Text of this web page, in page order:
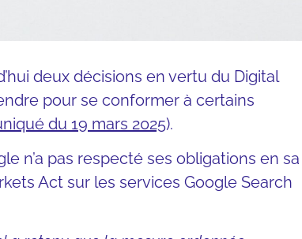
deux décisions en vertu du Digital
pour se conformer à certains
du 19 mars 2025).
n’a pas respecté ses obligations en sa
Act sur les services Google Search